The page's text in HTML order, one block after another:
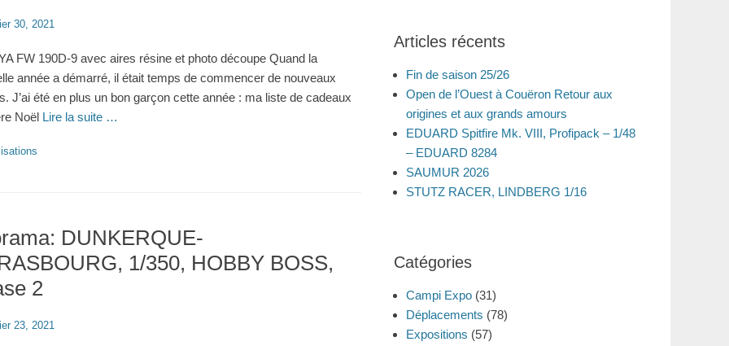
30, 2021
FW 190D-9 avec aires résine et photo découpe Quand la
année a démarré, il était temps de commencer de nouveaux
J’ai été en plus un bon garçon cette année : ma liste de cadeaux
Noël Lire la suite …
DUNKERQUE-
1/350, HOBBY BOSS,
2
23, 2021
Articles récents
Fin de saison 25/26
Open de l’Ouest à Couëron Retour aux
origines et aux grands amours
EDUARD Spitfire Mk. VIII, Profipack – 1/48
– EDUARD 8284
SAUMUR 2026
STUTZ RACER, LINDBERG 1/16
Catégories
Campi Expo (31)
Déplacements (78)
Expositions (57)